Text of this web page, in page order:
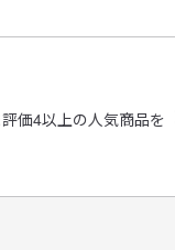
価4以上の人気商品を